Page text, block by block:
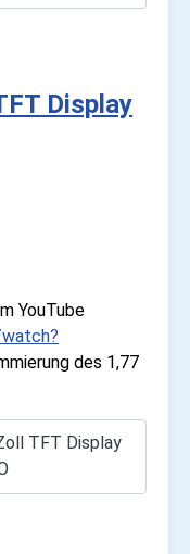
Display
YouTube
des 1,77
TFT Display